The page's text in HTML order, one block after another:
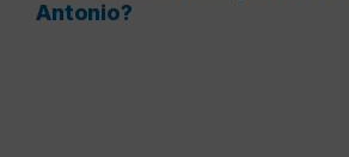
Antonio?